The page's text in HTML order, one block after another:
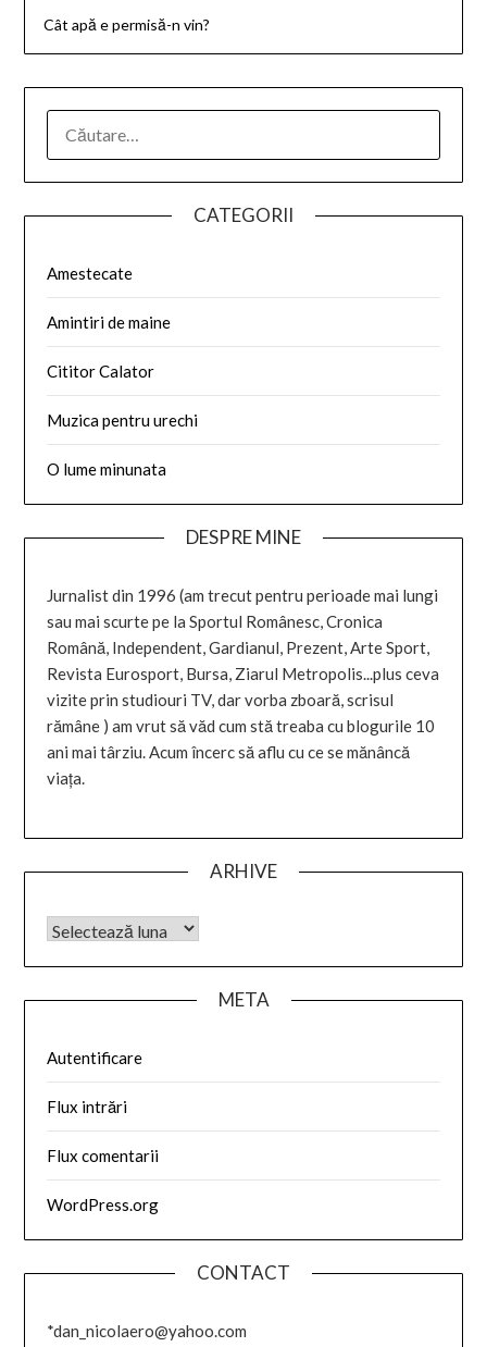
Cât apă e permisă-n vin?
CATEGORII
Amestecate
Amintiri de maine
Cititor Calator
Muzica pentru urechi
O lume minunata
DESPRE MINE
Jurnalist din 1996 (am trecut pentru perioade mai lungi
sau mai scurte pe la Sportul Românesc, Cronica
Română, Independent, Gardianul, Prezent, Arte Sport,
Revista Eurosport, Bursa, Ziarul Metropolis...plus ceva
vizite prin studiouri TV, dar vorba zboară, scrisul
rămâne ) am vrut să văd cum stă treaba cu blogurile 10
ani mai târziu. Acum încerc să aflu cu ce se mănâncă
viața.
ARHIVE
META
Autentificare
Flux intrări
Flux comentarii
WordPress.org
CONTACT
*dan_nicolaero@yahoo.com